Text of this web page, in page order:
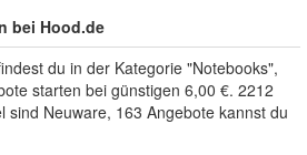
bei Hood.de
du in der Kategorie "Notebooks",
starten bei günstigen 6,00 €. 2212
sind Neuware, 163 Angebote kannst du